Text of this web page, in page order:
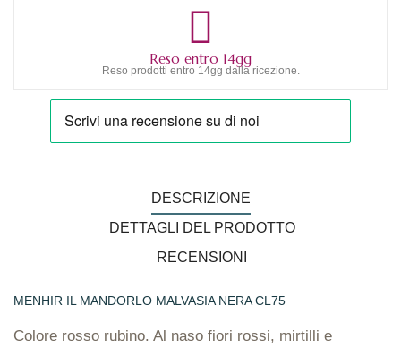
Reso entro 14gg
Reso prodotti entro 14gg dalla ricezione.
DESCRIZIONE
DETTAGLI DEL PRODOTTO
RECENSIONI
MENHIR IL MANDORLO MALVASIA NERA CL75
Colore rosso rubino. Al naso fiori rossi, mirtilli e